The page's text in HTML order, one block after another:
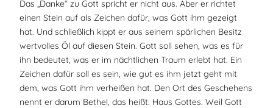
Das „Danke“ zu Gott spricht er nicht aus. Aber er richtet
einen Stein auf als Zeichen dafür, was Gott ihm gezeigt
hat. Und schließlich kippt er aus seinem spärlichen Besitz
wertvolles Öl auf diesen Stein. Gott soll sehen, was es für
ihn bedeutet, was er im nächtlichen Traum erlebt hat. Ein
Zeichen dafür soll es sein, wie gut es ihm jetzt geht mit
dem, was Gott ihm verheißen hat. Den Ort des Geschehens
nennt er darum Bethel, das heißt: Haus Gottes. Weil Gott